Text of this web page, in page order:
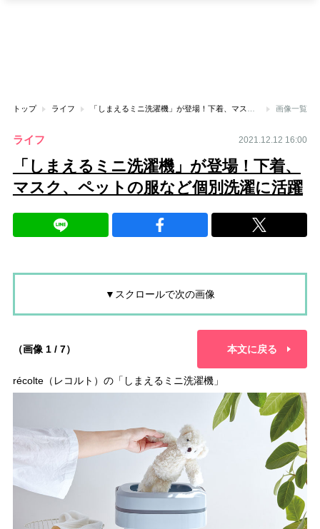
トップ ライフ 画像一覧
ライフ 2021.12.12 16:00
「しまえるミニ洗濯機」が登場！下着、
マスク、ペットの服など個別洗濯に活躍
▼スクロールで次の画像
（画像 1 / 7） 本文に戻る
récolte（レコルト）の「しまえるミニ洗濯機」